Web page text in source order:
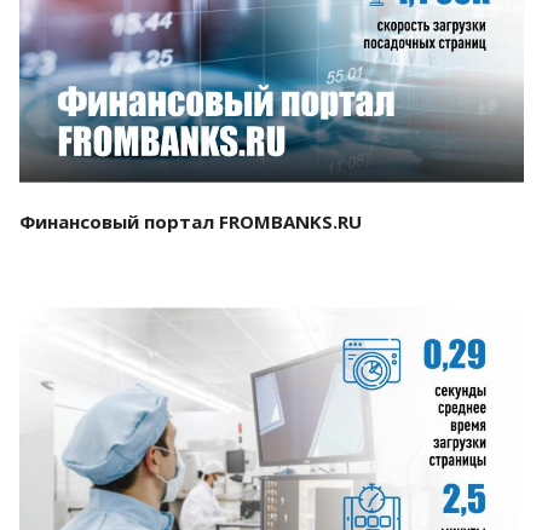
Смотреть проект
Финансовый портал FROMBANKS.RU
Смотреть проект